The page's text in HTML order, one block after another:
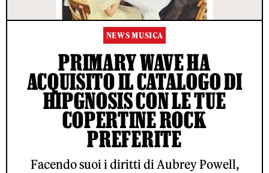
NEWS MUSICA
PRIMARY WAVE HA
ACQUISITO IL CATALOGO DI
HIPGNOSIS CON LE TUE
COPERTINE ROCK
PREFERITE
Facendo suoi i diritti di Aubrey Powell,